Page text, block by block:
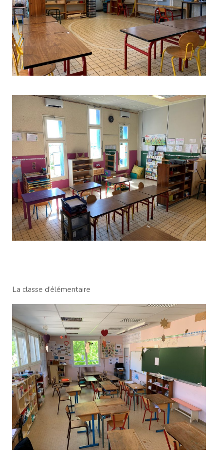
La classe d’élémentaire